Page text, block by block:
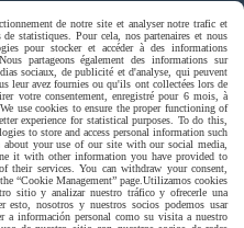
de notre site et analyser notre trafic et
statistiques. Pour cela, nos partenaires et nous
pour stocker et accéder à des informations
partageons également des informations sur
sociaux, de publicité et d'analyse, qui peuvent
leur avez fournies ou qu'ils ont collectées lors de
votre consentement, enregistré pour 6 mois, à
We use cookies to ensure the proper functioning of
experience for statistical purposes. To do this,
to store and access personal information such
your use of our site with our social media,
it with other information you have provided to
their services. You can withdraw your consent,
“Cookie Management” page. Utilizamos cookies
sitio y analizar nuestro tráfico y ofrecerle una
esto, nosotros y nuestros socios podemos usar
a información personal como su visita a nuestro